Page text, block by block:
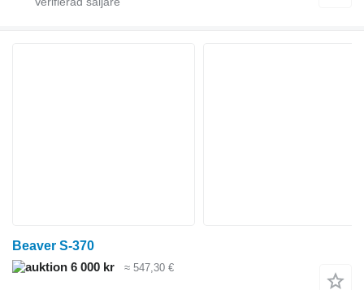
Beaver S-370
6 000 kr
≈ 547,30 €